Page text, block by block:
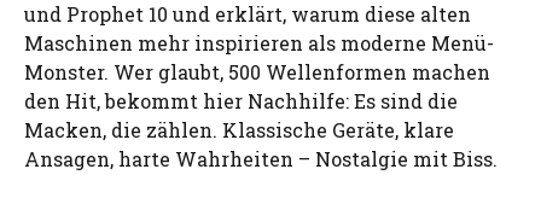
und Prophet 10 und erklärt, warum diese alten
Maschinen mehr inspirieren als moderne Menü-
Monster. Wer glaubt, 500 Wellenformen machen
den Hit, bekommt hier Nachhilfe: Es sind die
Macken, die zählen. Klassische Geräte, klare
Ansagen, harte Wahrheiten – Nostalgie mit Biss.